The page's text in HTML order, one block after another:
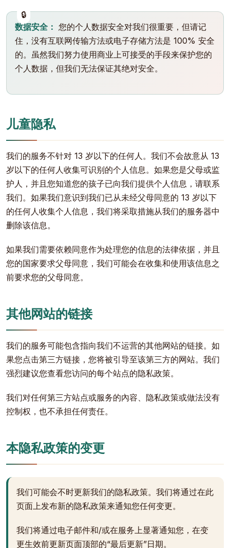
数据安全： 您的个人数据安全对我们很重要，但请记
住，没有互联网传输方法或电子存储方法是 100% 安全
的。虽然我们努力使用商业上可接受的手段来保护您的
个人数据，但我们无法保证其绝对安全。
儿童隐私
我们的服务不针对 13 岁以下的任何人。我们不会故意从 13
岁以下的任何人收集可识别的个人信息。如果您是父母或监
护人，并且您知道您的孩子已向我们提供个人信息，请联系
我们。如果我们意识到我们已从未经父母同意的 13 岁以下
的任何人收集个人信息，我们将采取措施从我们的服务器中
删除该信息。
如果我们需要依赖同意作为处理您的信息的法律依据，并且
您的国家要求父母同意，我们可能会在收集和使用该信息之
前要求您的父母同意。
其他网站的链接
我们的服务可能包含指向我们不运营的其他网站的链接。如
果您点击第三方链接，您将被引导至该第三方的网站。我们
强烈建议您查看您访问的每个站点的隐私政策。
我们对任何第三方站点或服务的內容、隐私政策或做法没有
控制权，也不承担任何责任。
本隐私政策的变更
我们可能会不时更新我们的隐私政策。我们将通过在此
页面上发布新的隐私政策来通知您任何变更。
我们将通过电子邮件和/或在服务上显著通知您，在变
更生效前更新页面顶部的“最后更新”日期。